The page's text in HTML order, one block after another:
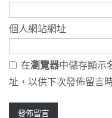
個人網站網址
在瀏覽器中儲存顯示
址，以供下次發佈留言